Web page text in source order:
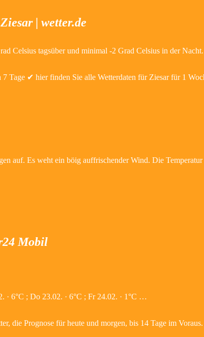
| wetter.de
Celsius tagsüber und minimal -2 Grad Celsius in der
Tage ✔ hier finden Sie alle Wetterdaten für Ziesar für 1
auf. Es weht ein böig auffrischender Wind. Die
Mobil
· 6°C ; Do 23.02. · 6°C ; Fr 24.02. · 1°C …
die Prognose für heute und morgen, bis 14 Tage im